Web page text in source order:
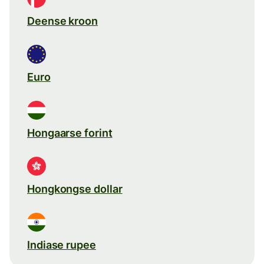
Deense kroon
Euro
Hongaarse forint
Hongkongse dollar
Indiase rupee